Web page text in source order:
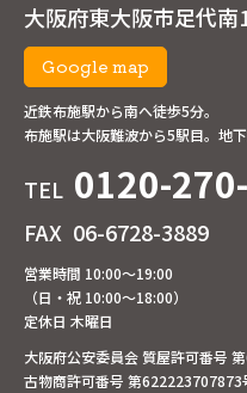
大阪府東大阪市足代南
Google map
近鉄布施駅から南へ徒歩5分。
布施駅は大阪難波から5駅目。地
TEL 0120-
FAX 06-6728-3889
営業時間 10:00～19:00
（日・祝 10:00～18:00）
定休日 木曜日
大阪府公安委員会 質屋許可番号
古物商許可番号 第622223707873